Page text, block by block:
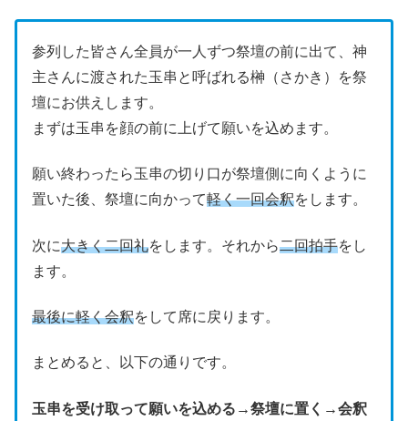
参列した皆さん全員が一人ずつ祭壇の前に出て、神
主さんに渡された玉串と呼ばれる榊（さかき）を祭
壇にお供えします。
まずは玉串を顔の前に上げて願いを込めます。
願い終わったら玉串の切り口が祭壇側に向くように
置いた後、祭壇に向かって軽く一回会釈をします。
次に大きく二回礼をします。それから二回拍手をし
ます。
最後に軽く会釈をして席に戻ります。
まとめると、以下の通りです。
玉串を受け取って願いを込める→祭壇に置く→会釈